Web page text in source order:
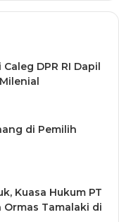
DPR RI Dapil
di Pemilih
Kuasa Hukum PT
Tamalaki di